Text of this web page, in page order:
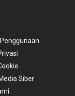
Siber